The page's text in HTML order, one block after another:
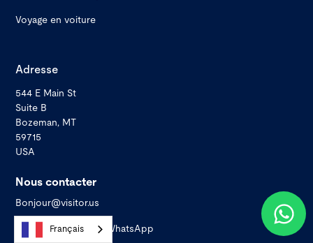
Voyage en voiture
Adresse
544 E Main St
Suite B
Bozeman, MT
59715
USA
Nous contacter
Bonjour@visitor.us
Nous contacter par WhatsApp
Français